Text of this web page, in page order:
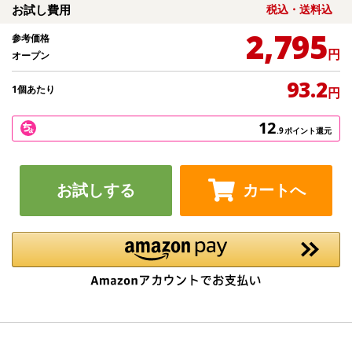
お試し費用 税込・送料込
参考価格
オープン
2,795円
1個あたり 93.2円
12.9ポイント還元
お試しする カートへ